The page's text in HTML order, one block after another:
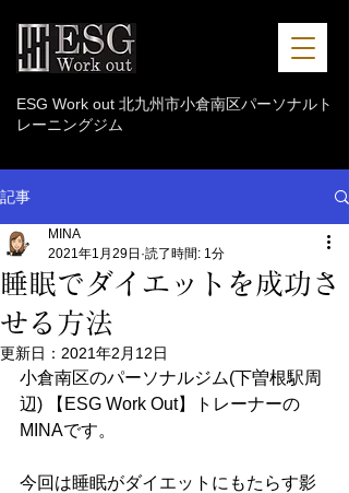
ESG Work out 北九州市小倉南区パーソナルト
レーニングジム
記事
睡眠でダイエットを成功さ
せる方法
MINA
2021年1月29日 読了時間: 1分
更新日： 2021年2月12日
小倉南区のパーソナルジム(下曽根駅周
辺) 【ESG Work Out】トレーナーの
MINAです。
今回は睡眠がダイエットにもたらす影